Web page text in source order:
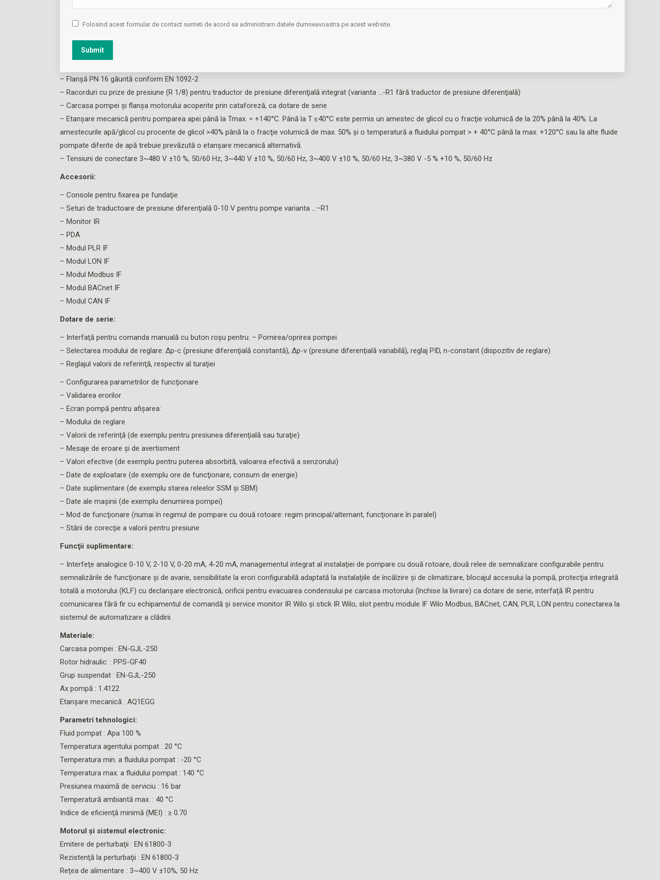
mecanică Pompa Stratos GIGA este concepută în primul rând pentru vehicularea apei de încălzire (conform VDI 2035), a apei reci şi soluţiilor de apă-glicol fără
– Pompă centrifugă monoetajată de joasă presiune cu ax monobloc
– Flanşă PN 16 găurită conform EN 1092-2
– Racorduri cu prize de presiune (R 1/8) pentru traductor de presiune diferenţială integrat (varianta …-R1 fără traductor de presiune diferenţială)
– Carcasa pompei şi flanşa motorului acoperite prin cataforeză, ca dotare de serie
– Etanşare mecanică pentru pomparea apei până la Tmax. = +140°C. Până la T ≤40°C este permis un amestec de glicol cu o fracţie volumică de la 20% până la 40%. La
amestecurile apă/glicol cu procente de glicol >40% până la o fracţie volumică de max. 50% şi o temperatură a fluidului pompat > + 40°C până la max. +120°C sau la alte fluide
pompate diferite de apă trebuie prevăzută o etanşare mecanică alternativă.
– Tensiuni de conectare 3~480 V ±10 %, 50/60 Hz, 3~440 V ±10 %, 50/60 Hz, 3~400 V ±10 %, 50/60 Hz, 3~380 V -5 % +10 %, 50/60 Hz
Accesorii:
– Console pentru fixarea pe fundaţie
– Seturi de traductoare de presiune diferenţială 0-10 V pentru pompe varianta …–R1
– Monitor IR
– PDA
– Modul PLR IF
– Modul LON IF
– Modul Modbus IF
– Modul BACnet IF
– Modul CAN IF
Dotare de serie:
– Interfaţă pentru comanda manuală cu buton roşu pentru: – Pornirea/oprirea pompei
– Selectarea modului de reglare: Δp-c (presiune diferenţială constantă), Δp-v (presiune diferenţială variabilă), reglaj PID, n-constant (dispozitiv de reglare)
– Reglajul valorii de referinţă, respectiv al turaţiei
– Configurarea parametrilor de funcţionare
– Validarea erorilor
– Ecran pompă pentru afişarea:
– Modului de reglare
– Valorii de referinţă (de exemplu pentru presiunea diferenţială sau turaţie)
– Mesaje de eroare şi de avertisment
– Valori efective (de exemplu pentru puterea absorbită, valoarea efectivă a senzorului)
– Date de exploatare (de exemplu ore de funcţionare, consum de energie)
– Date suplimentare (de exemplu starea releelor SSM şi SBM)
– Date ale maşinii (de exemplu denumirea pompei)
– Mod de funcţionare (numai în regimul de pompare cu două rotoare: regim principal/alternant, funcţionare în paralel)
– Stării de corecţie a valorii pentru presiune
Funcţii suplimentare:
– Interfeţe analogice 0-10 V, 2-10 V, 0-20 mA, 4-20 mA, managementul integrat al instalaţiei de pompare cu două rotoare, două relee de semnalizare configurabile pentru
semnalizările de funcţionare şi de avarie, sensibilitate la erori configurabilă adaptată la instalaţiile de încălzire şi de climatizare, blocajul accesului la pompă, protecţia integrată
totală a motorului (KLF) cu declanşare electronică, orificii pentru evacuarea condensului pe carcasa motorului (închise la livrare) ca dotare de serie, interfaţă IR pentru
comunicarea fără fir cu echipamentul de comandă şi service monitor IR Wilo şi stick IR Wilo, slot pentru module IF Wilo Modbus, BACnet, CAN, PLR, LON pentru conectarea la
sistemul de automatizare a clădirii.
Materiale:
Carcasa pompei : EN-GJL-250
Rotor hidraulic: : PPS-GF40
Grup suspendat : EN-GJL-250
Ax pompă : 1.4122
Etanşare mecanică : AQ1EGG
Parametri tehnologici:
Fluid pompat : Apa 100 %
Temperatura agentului pompat : 20 °C
Temperatura min. a fluidului pompat : -20 °C
Temperatura max. a fluidului pompat : 140 °C
Presiunea maximă de serviciu : 16 bar
Temperatură ambiantă max. : 40 °C
Indice de eficienţă minimă (MEI) : ≥ 0.70
Motorul şi sistemul electronic:
Emitere de perturbaţii : EN 61800-3
Rezistenţă la perturbaţii : EN 61800-3
Reţea de alimentare : 3~400 V ±10%, 50 Hz
Folosind acest formular de contact sunteti de acord sa administram datele dumneavoastra pe acest website.
Submit